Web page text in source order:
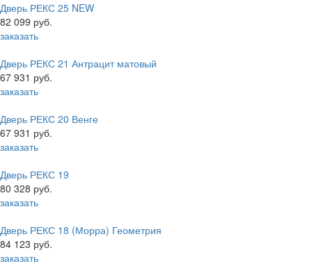
Дверь РЕКС 25 NEW
82 099 руб.
заказать
Дверь РЕКС 21 Антрацит матовый
67 931 руб.
заказать
Дверь РЕКС 20 Венге
67 931 руб.
заказать
Дверь РЕКС 19
80 328 руб.
заказать
Дверь РЕКС 18 (Морра) Геометрия
84 123 руб.
заказать